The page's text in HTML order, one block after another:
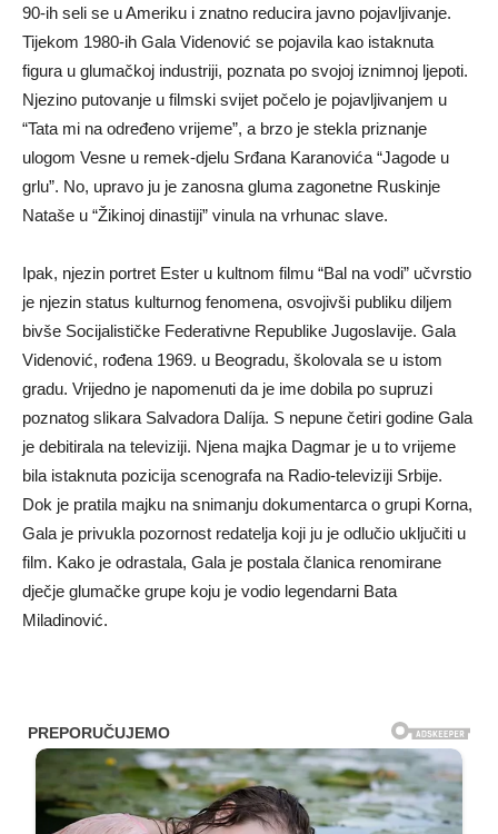
90-ih seli se u Ameriku i znatno reducira javno pojavljivanje.
Tijekom 1980-ih Gala Videnović se pojavila kao istaknuta
figura u glumačkoj industriji, poznata po svojoj iznimnoj ljepoti.
Njezino putovanje u filmski svijet počelo je pojavljivanjem u
“Tata mi na određeno vrijeme”, a brzo je stekla priznanje
ulogom Vesne u remek-djelu Srđana Karanovića “Jagode u
grlu”. No, upravo ju je zanosna gluma zagonetne Ruskinje
Nataše u “Žikinoj dinastiji” vinula na vrhunac slave.
Ipak, njezin portret Ester u kultnom filmu “Bal na vodi” učvrstio
je njezin status kulturnog fenomena, osvojivši publiku diljem
bivše Socijalističke Federativne Republike Jugoslavije. Gala
Videnović, rođena 1969. u Beogradu, školovala se u istom
gradu. Vrijedno je napomenuti da je ime dobila po supruzi
poznatog slikara Salvadora Dalíja. S nepune četiri godine Gala
je debitirala na televiziji. Njena majka Dagmar je u to vrijeme
bila istaknuta pozicija scenografa na Radio-televiziji Srbije.
Dok je pratila majku na snimanju dokumentarca o grupi Korna,
Gala je privukla pozornost redatelja koji ju je odlučio uključiti u
film. Kako je odrastala, Gala je postala članica renomirane
dječje glumačke grupe koju je vodio legendarni Bata
Miladinović.